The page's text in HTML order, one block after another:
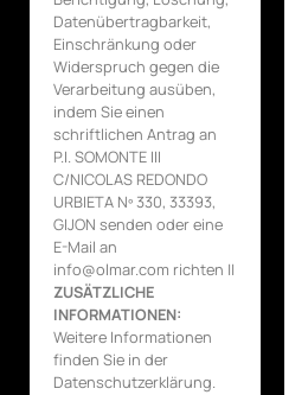
Datenübertragbarkeit,
Einschränkung oder
Widerspruch gegen die
Verarbeitung ausüben,
indem Sie einen
schriftlichen Antrag an
P.I. SOMONTE III
C/NICOLAS REDONDO
URBIETA Nº 330, 33393,
GIJON senden oder eine
E-Mail an
info@olmar.com richten ||
ZUSÄTZLICHE
INFORMATIONEN:
Weitere Informationen
finden Sie in der
Datenschutzerklärung.